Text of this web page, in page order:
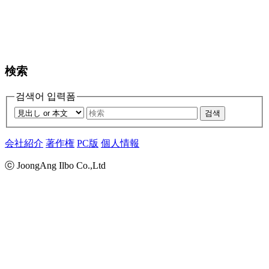
検索
검색어 입력폼
검색
会社紹介 著作権 PC版 個人情報
ⓒ JoongAng Ilbo Co.,Ltd